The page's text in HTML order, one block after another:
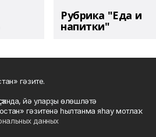
Рубрика "Еда и
напитки"
гәзите.
йә уларҙы өлөшләтә
гәзитенә һылтанма яһау мотлаҡ.
данных